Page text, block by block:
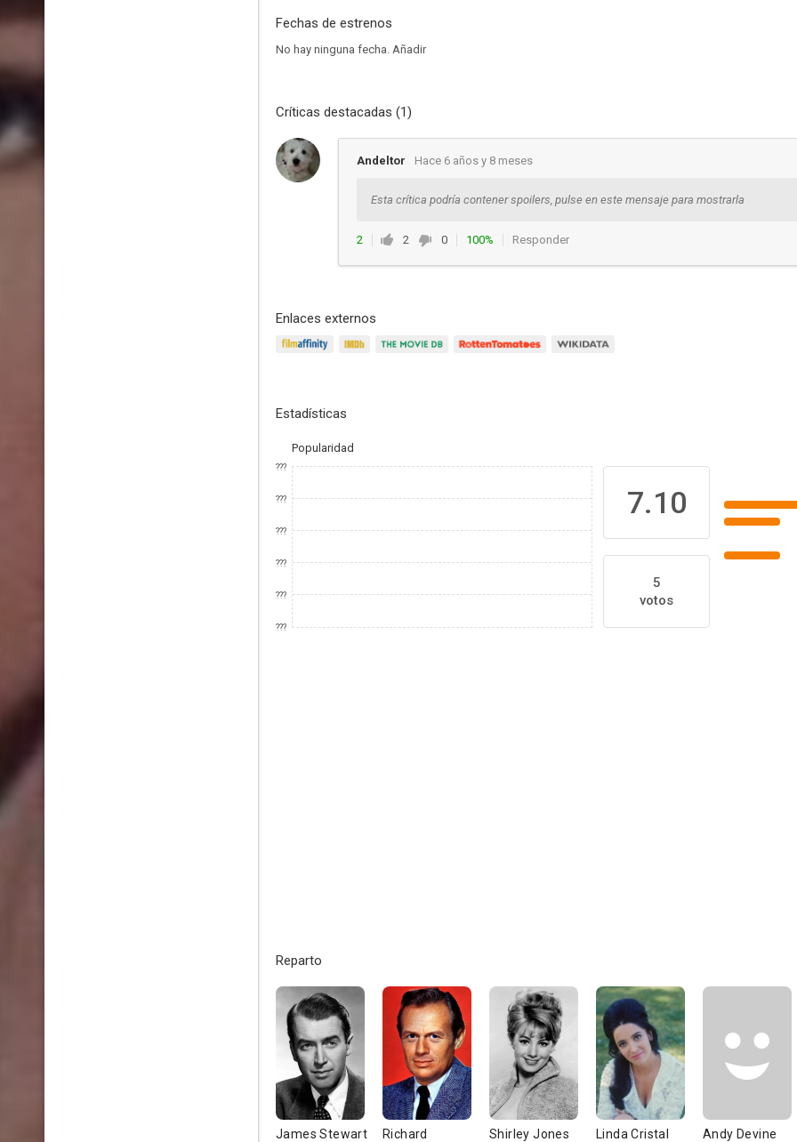
Fechas de estrenos
No hay ninguna fecha. Añadir
Críticas destacadas (1)
Andeltor Hace 6 años y 8 meses
Esta crítica podría contener spoilers, pulse en este mensaje para mostrarla
2 2 0 100% Responder
Enlaces externos
Estadísticas
Popularidad
???
???
???
???
???
???
7.10
5
votos
Reparto
James Stewart
Richard
Shirley Jones Linda Cristal Andy Devine